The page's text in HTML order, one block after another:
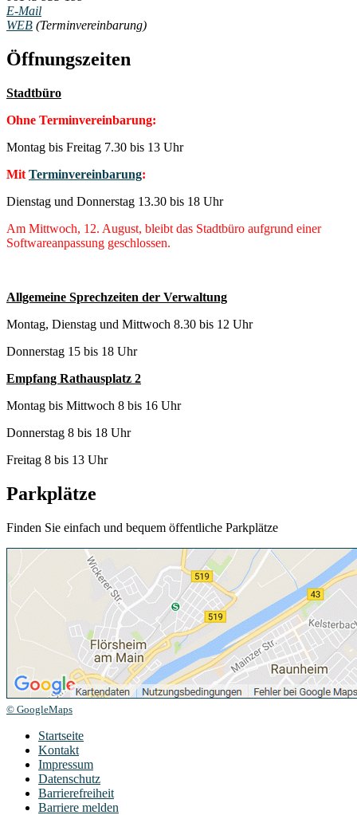
E-Mail
WEB (Terminvereinbarung)
Öffnungszeiten
Stadtbüro
Ohne Terminvereinbarung:
Montag bis Freitag 7.30 bis 13 Uhr
Mit Terminvereinbarung:
Dienstag und Donnerstag 13.30 bis 18 Uhr
Am Mittwoch, 12. August, bleibt das Stadtbüro aufgrund einer
Softwareanpassung geschlossen.
Allgemeine Sprechzeiten der Verwaltung
Montag, Dienstag und Mittwoch 8.30 bis 12 Uhr
Donnerstag 15 bis 18 Uhr
Empfang Rathausplatz 2
Montag bis Mittwoch 8 bis 16 Uhr
Donnerstag 8 bis 18 Uhr
Freitag 8 bis 13 Uhr
Parkplätze
Finden Sie einfach und bequem öffentliche Parkplätze
© GoogleMaps
Startseite
Kontakt
Impressum
Datenschutz
Barrierefreiheit
Barriere melden